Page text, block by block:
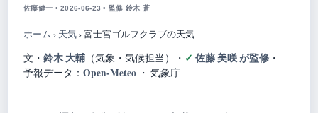
佐藤健一 • 2026-06-23 • 監修 鈴木 蒼
ホーム › 天気›富士宮ゴルフクラブの天気
文・ 鈴木 大輔 （気象・気候担当） ・ 佐藤 美咲 が監修 ・
予報データ： Open-Meteo ・ 気象庁